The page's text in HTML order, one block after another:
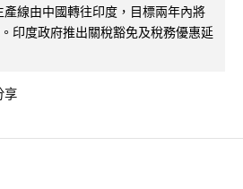
線由中國轉往印度，目標兩年內將
印度政府推出關稅豁免及稅務優惠延
享